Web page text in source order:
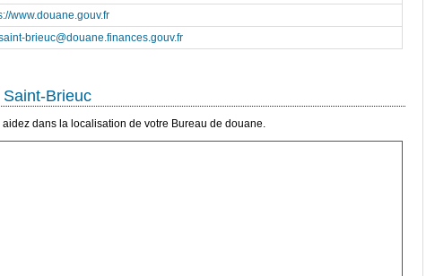
www.douane.gouv.fr
brieuc@douane.finances.gouv.fr
Brieuc
dans la localisation de votre Bureau de douane.